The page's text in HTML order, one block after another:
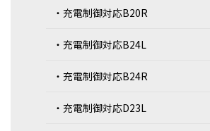
・充電制御対応B20R
・充電制御対応B24L
・充電制御対応B24R
・充電制御対応D23L